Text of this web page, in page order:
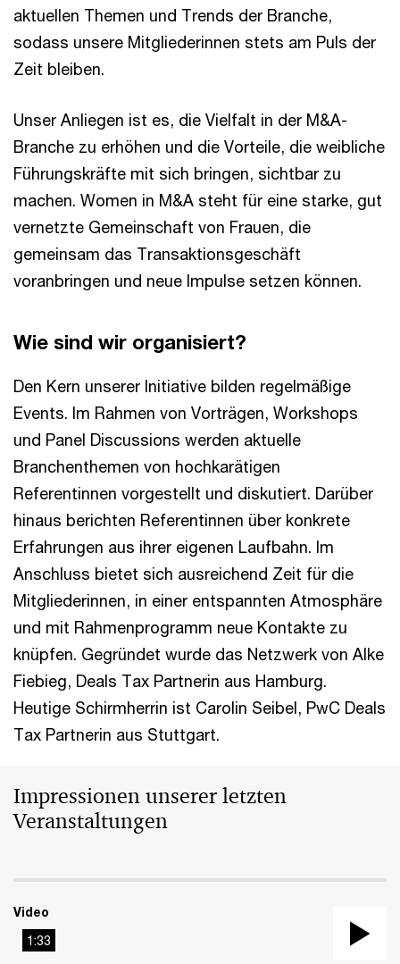
aktuellen Themen und Trends der Branche,
sodass unsere Mitgliederinnen stets am Puls der
Zeit bleiben.
Unser Anliegen ist es, die Vielfalt in der M&A-
Branche zu erhöhen und die Vorteile, die weibliche
Führungskräfte mit sich bringen, sichtbar zu
machen. Women in M&A steht für eine starke, gut
vernetzte Gemeinschaft von Frauen, die
gemeinsam das Transaktionsgeschäft
voranbringen und neue Impulse setzen können.
Wie sind wir organisiert?
Den Kern unserer Initiative bilden regelmäßige
Events. Im Rahmen von Vorträgen, Workshops
und Panel Discussions werden aktuelle
Branchenthemen von hochkarätigen
Referentinnen vorgestellt und diskutiert. Darüber
hinaus berichten Referentinnen über konkrete
Erfahrungen aus ihrer eigenen Laufbahn. Im
Anschluss bietet sich ausreichend Zeit für die
Mitgliederinnen, in einer entspannten Atmosphäre
und mit Rahmenprogramm neue Kontakte zu
knüpfen. Gegründet wurde das Netzwerk von Alke
Fiebieg, Deals Tax Partnerin aus Hamburg.
Heutige Schirmherrin ist Carolin Seibel, PwC Deals
Tax Partnerin aus Stuttgart.
Impressionen unserer letzten
Veranstaltungen
Video
1:33